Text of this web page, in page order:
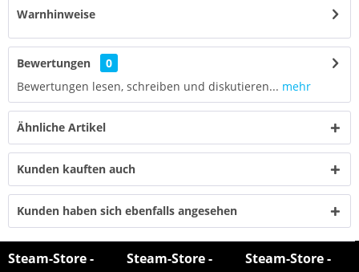
Warnhinweise
Bewertungen
0
Bewertungen lesen, schreiben und diskutieren... mehr
Ähnliche Artikel
Kunden kauften auch
Kunden haben sich ebenfalls angesehen
Steam-Store -
Steam-Store -
Steam-Store -